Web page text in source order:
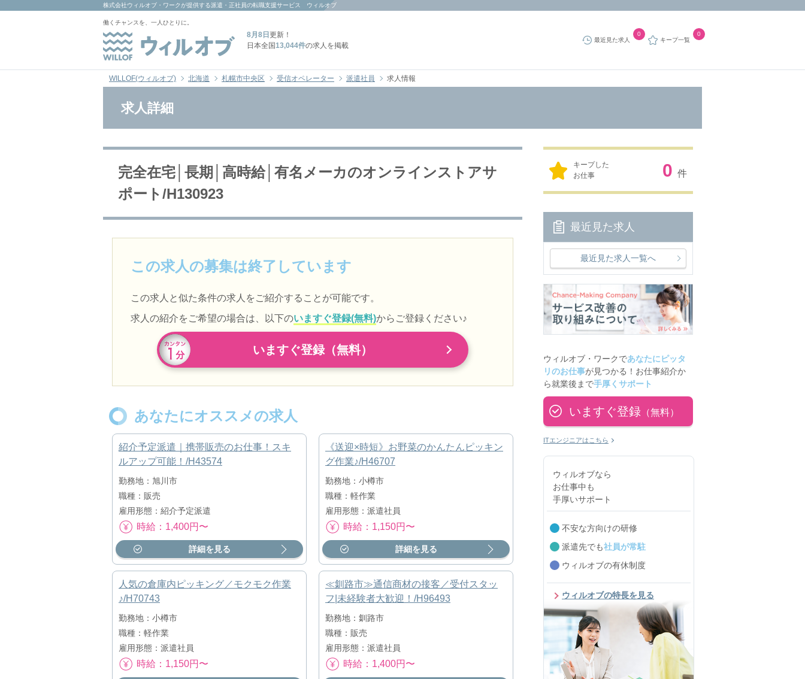
株式会社ウィルオブ・ワーク が提供する派遣・正社員の転職支援サービス ウィルオブ
働くチャンスを、一人ひとりに。
8月8日 更新！
日本全国13,044件の求人を掲載
最近見た求人
0
キープ一覧
0
WILLOF(ウィルオブ) 北海道 札幌市中央区 受信オペレーター 派遣社員 求人情報
求人詳細
完全在宅│長期│高時給│有名メーカのオンラインストアサ
ポート/H130923
この求人の募集は終了しています
この求人と似た条件の求人をご紹介することが可能です。
求人の紹介をご希望の場合は、以下のいますぐ登録(無料)からご登録ください♪
いますぐ登録（無料）
あなたにオススメの求人
紹介予定派遣｜携帯販売のお仕事！スキ
ルアップ可能！/H43574
勤務地：旭川市
職種：販売
雇用形態：紹介予定派遣
時給：1,400円〜
詳細を見る
《送迎×時短》お野菜のかんたんピッキン
グ作業♪/H46707
勤務地：小樽市
職種：軽作業
雇用形態：派遣社員
時給：1,150円〜
詳細を見る
人気の倉庫内ピッキング／モクモク作業
♪/H70743
勤務地：小樽市
職種：軽作業
雇用形態：派遣社員
時給：1,150円〜
≪釧路市≫通信商材の接客／受付スタッ
フ|未経験者大歓迎！/H96493
勤務地：釧路市
職種：販売
雇用形態：派遣社員
時給：1,400円〜
キープした
お仕事
0 件
最近見た求人
最近見た求人一覧へ
ウィルオブ・ワークであなたにピッタ
リのお仕事が見つかる！お仕事紹介か
ら就業後まで手厚くサポート
いますぐ登録 （無料）
ITエンジニアはこちら
ウィルオブなら
お仕事中も
手厚いサポート
不安な方向けの研修
派遣先でも社員が常駐
ウィルオブの有休制度
ウィルオブの特長を見る